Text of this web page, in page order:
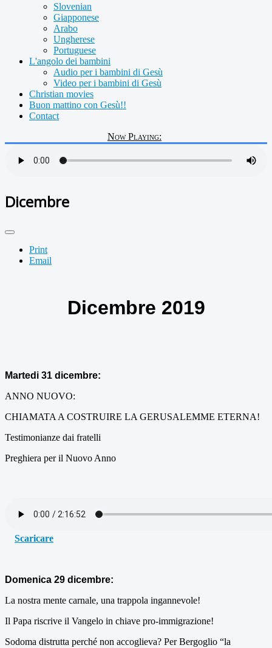
Slovenian
Giapponese
Arabo
Ungherese
Portuguese
L'angolo dei bambini
Audio per i bambini di Gesù
Video per i bambini di Gesù
Christian movies
Buon mattino con Gesù!!
Contact
Now Playing:
Dicembre
Print
Email
Dicembre 2019
Martedi 31 dicembre:
ANNO NUOVO:
CHIAMATA A COSTRUIRE LA GERUSALEMME ETERNA!
Testimonianze dai fratelli
Preghiera per il Nuovo Anno
Scaricare
Domenica 29 dicembre:
La nostra mente carnale, una trappola ingannevole!
Il Papa riscrive il Vangelo in chiave pro-immigrazione!
Sodoma distrutta perché non accoglieva? Per Bergoglio “la